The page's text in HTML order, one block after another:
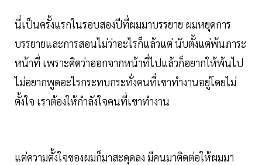
นี่เป็นครั้งแรกในรอบสองปีที่ผมมาบรรยาย ผมหยุดการ
บรรยายและการสอนไม่ว่าอะไรก็แล้วแต่ นับตั้งแต่พ้นภาระ
หน้าที่ เพราะคิดว่าออกจากหน้าที่ไปแล้วก็อยากให้พ้นไป
ไม่อยากพูดอะไรกระทบกระทั่งคนที่เขาทำงานอยู่โดยไม่
ตั้งใจ เราต้องให้กำลังใจคนที่เขาทำงาน
แต่ความตั้งใจของผมก็มาสะดุดลง มีคนมาติดต่อให้ผมมา